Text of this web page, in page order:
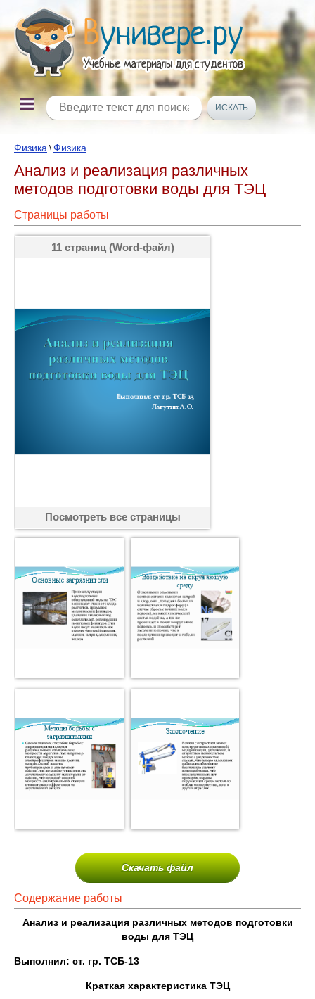
Физика \Физика
Анализ и реализация различных
методов подготовки воды для ТЭЦ
Страницы работы
11 страниц (Word-файл)
Посмотреть все страницы
Скачать файл
Содержание работы
Анализ и реализация различных методов подготовки
воды для ТЭЦ
Выполнил: ст. гр. ТСБ-13
Краткая характеристика ТЭЦ